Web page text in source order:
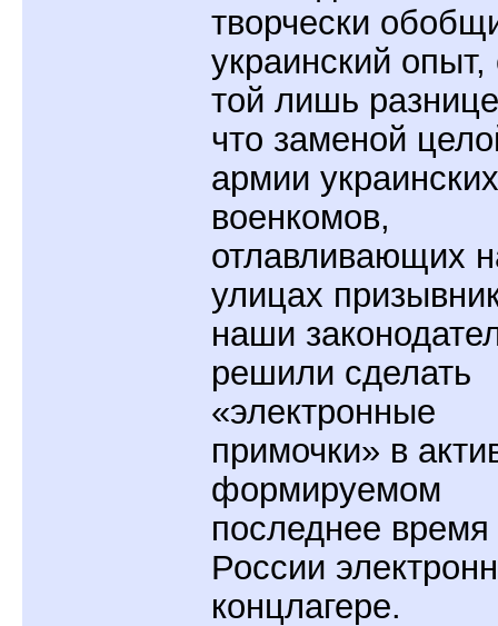
творчески
украинский опыт,
той лишь
что заменой
армии украинских
военкомов,
отлавливающих
улицах
наши
решили сделать
«электронные
примочки» в
формируемом
последнее время
России
концлагере.